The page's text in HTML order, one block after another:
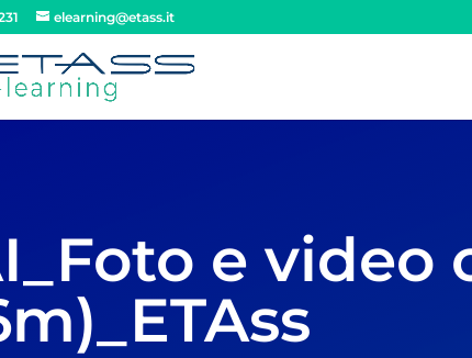
elearning@etass.it
e video